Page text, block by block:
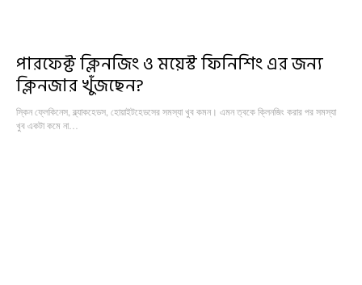
পারফেক্ট ক্লিনজিং ও ময়েস্ট ফিনিশিং এর জন্য
ক্লিনজার খুঁজছেন?
স্কিন ফ্লেকিনেস, ব্ল্যাকহেডস, হোয়াইটহেডসের সমস্যা খুব কমন। এমন ত্বকে ক্লিনজিং করার পর সমস্যা
খুব একটা কমে না…